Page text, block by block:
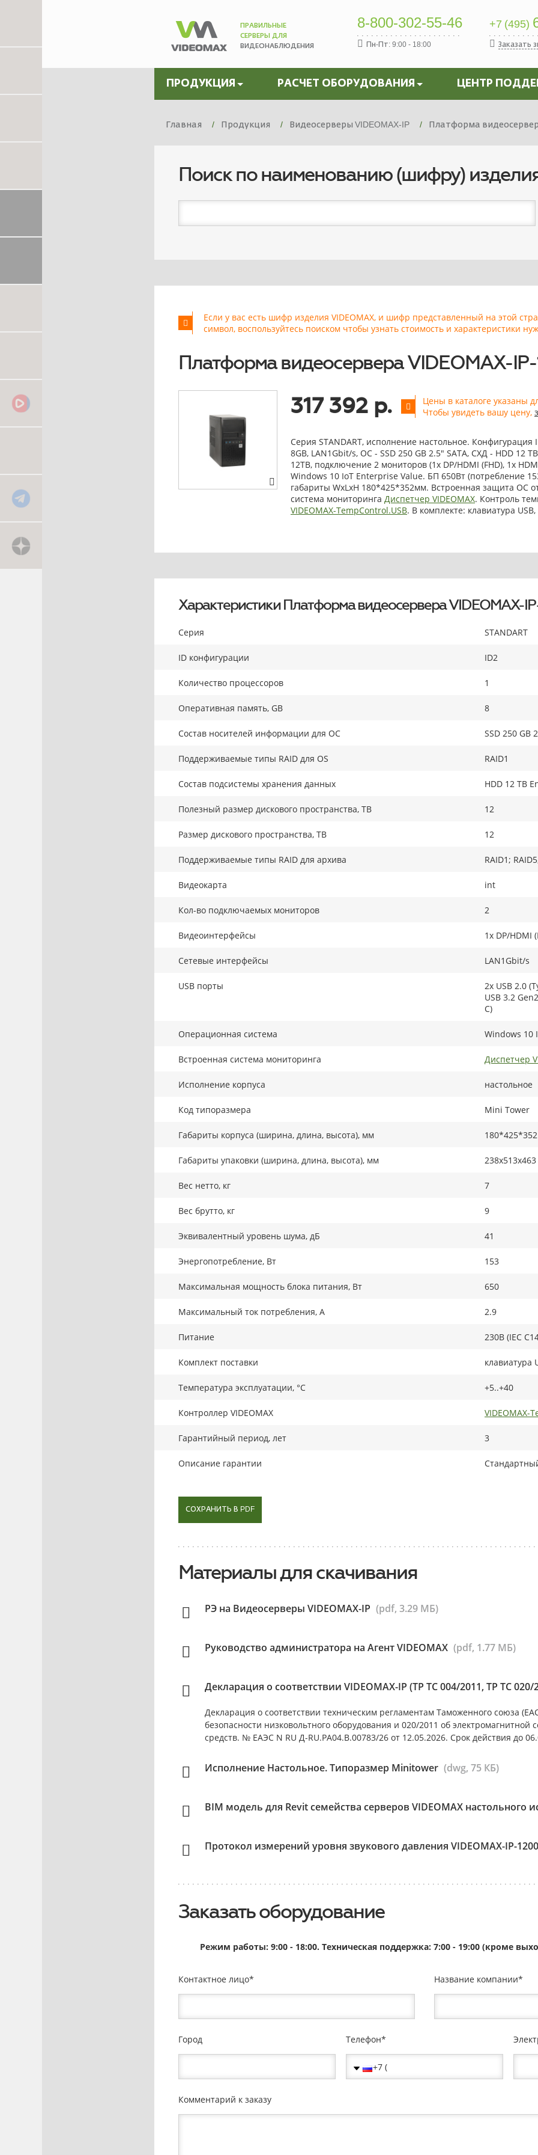
ПРАВИЛЬНЫЕ
СЕРВЕРЫ ДЛЯ
ВИДЕОНАБЛЮДЕНИЯ
8-800-302-55-46
Пн-Пт: 9:00 - 18:00
+7 (495)
Заказать
ПРОДУКЦИЯ РАСЧЕТ ОБОРУДОВАНИЯ ЦЕНТР
Главная Продукция Видеосерверы VIDEOMAX-IP Платформа
Поиск по наименованию (шифру)
Если у вас есть шифр изделия VIDEOMAX, и шифр представленный на этой
символ, воспользуйтесь поиском чтобы узнать стоимость и характеристики
Платформа видеосервера VIDEOMAX-
317 392 р.
Цены в каталоге указаны
Чтобы увидеть вашу цену,
Серия STANDART, исполнение настольное.
8GB, LAN1Gbit/s, OС - SSD 250 GB 2.5" SATA, СХД - HDD 12
12TB, подключение 2 мониторов (1x DP/HDMI (FHD), 1x
Windows 10 IoT Enterprise Value. БП 650Вт (потребление
габариты WxLxH 180*425*352мм. Встроенная защита ОС
система мониторинга Диспетчер VIDEOMAX. Контроль
VIDEOMAX-TempControl.USB. В комплекте: клавиатура
Характеристики Платформа видеосервера VIDEOMAX-
Серия STANDART
ID конфигурации ID2
Количество процессоров 1
Оперативная память, GB 8
Состав носителей информации для ОС SSD 250 GB
Поддерживаемые типы RAID для OS RAID1
Состав подсистемы хранения данных HDD 12 TB
Полезный размер дискового пространства, TB 12
Размер дискового пространства, ТB 12
Поддерживаемые типы RAID для архива RAID1;
Видеокарта int
Кол-во подключаемых мониторов 2
Видеоинтерфейсы 1x DP/HDMI
Сетевые интерфейсы LAN1Gbit/s
USB порты
2x USB 2.0
USB 3.2
C)
Операционная система Windows 10
Встроенная система мониторинга Диспетчер
Исполнение корпуса настольное
Код типоразмера Mini Tower
Габариты корпуса (ширина, длина, высота), мм 180*425*352
Габариты упаковки (ширина, длина, высота), мм 238х513х463
Вес нетто, кг 7
Вес брутто, кг 9
Эквивалентный уровень шума, дБ 41
Энергопотребление, Вт 153
Максимальная мощность блока питания, Вт 650
Максимальный ток потребления, А 2.9
Питание 230В (IEC
Комплект поставки клавиатура
Температура эксплуатации, °C +5..+40
Контроллер VIDEOMAX VIDEOMAX-
Гарантийный период, лет 3
Описание гарантии
СОХРАНИТЬ В PDF
Материалы для скачивания
РЭ на Видеосерверы VIDEOMAX-IP (pdf, 3.29 МБ)
Руководство администратора на Агент VIDEOMAX (pdf, 1.77 МБ)
Декларация о соответствии VIDEOMAX-IP (ТР ТС 004/2011, ТР ТС 020/
Декларация о соответствии техническим регламентам Таможенного союза
безопасности низковольтного оборудования и 020/2011 об электромагнитной
средств. № ЕАЭС N RU Д-RU.РА04.В.00783/26 от 12.05.2026. Срок действия до
Исполнение Настольное. Типоразмер Minitower (dwg, 75 КБ)
BIM модель для Revit семейства серверов VIDEOMAX настольного
Протокол измерений уровня звукового давления VIDEOMAX-IP-
Заказать оборудование
Режим работы: 9:00 - 18:00. Техническая поддержка: 7:00 - 19:00 (кроме
Контактное лицо Название компании
Город Телефон
Комментарий к заказу